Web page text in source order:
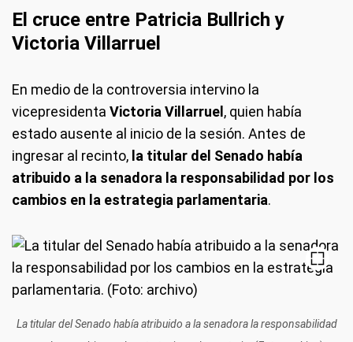
El cruce entre Patricia Bullrich y
Victoria Villarruel
En medio de la controversia intervino la
vicepresidenta Victoria Villarruel , quien había
estado ausente al inicio de la sesión. Antes de
ingresar al recinto, la titular del Senado había
atribuido a la senadora la responsabilidad por los
cambios en la estrategia parlamentaria.
La titular del Senado había atribuido a la senadora la responsabilidad